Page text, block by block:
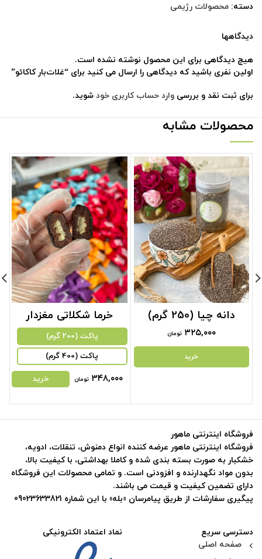
دسته: محصولات رژیمی
دیدگاهها
هیچ دیدگاهی برای این محصول نوشته نشده است.
اولین نفری باشید که دیدگاهی را ارسال می کنید برای “غلات‌بار کاکائو”
برای ثبت نقد و بررسی وارد حساب کاربری خود شوید.
محصولات مشابه
دانه چیا (250 گرم)
۳۲۵,۰۰۰ تومان
خرید
خرما شکلاتی مغزدار
پاکت (200 گرم)
پاکت (400 گرم)
۳۴۸,۰۰۰ تومان خرید
نماد اعتماد الکترونیکی
دسترسی سریع
صفحه اصلی
فروشگاه اینترنتی ماهور
فروشگاه اینترنتی ماهور عرضه کننده انواع دمنوش، تنقلات، ادویه،
خشکبار به صورت بسته بندی شده و کاملا بهداشتی، با کیفیت بالا،
بدون مواد نگهدارنده و افزودنی است. و تمامی محصولات این فروشگاه
دارای تضمین کیفیت و قیمت می باشند.
پیگیری سفارشات از طریق پیامرسان «بله» با این شماره 09023633821